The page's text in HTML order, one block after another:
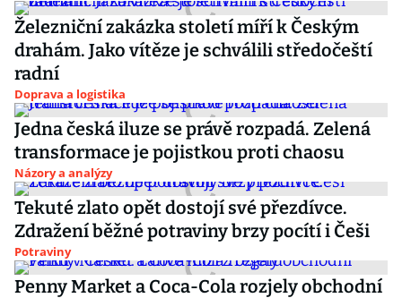
Železniční zakázka století míří k Českým
drahám. Jako vítěze je schválili středočeští
radní
Doprava a logistika
Jedna česká iluze se právě rozpadá. Zelená
transformace je pojistkou proti chaosu
Názory a analýzy
Tekuté zlato opět dostojí své přezdívce.
Zdražení běžné potraviny brzy pocítí i Češi
Potraviny
Penny Market a Coca-Cola rozjely obchodní